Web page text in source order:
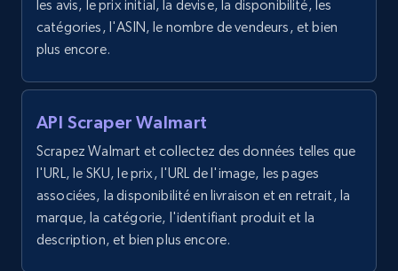
Category id, Product id, Product name, Price,
Currency, Colour code, Colour, Description, and
more.
Zara - Products - discovery by category url
Category id, Product id, Product name, Price,
Currency, Colour code, Colour, Description, and
les avis, le prix initial, la devise, la disponibilité, les
catégories, l'ASIN, le nombre de vendeurs, et bien
plus encore.
API Scraper Walmart
Scrapez Walmart et collectez des données telles que
l'URL, le SKU, le prix, l'URL de l'image, les pages
associées, la disponibilité en livraison et en retrait, la
marque, la catégorie, l'identifiant produit et la
description, et bien plus encore.